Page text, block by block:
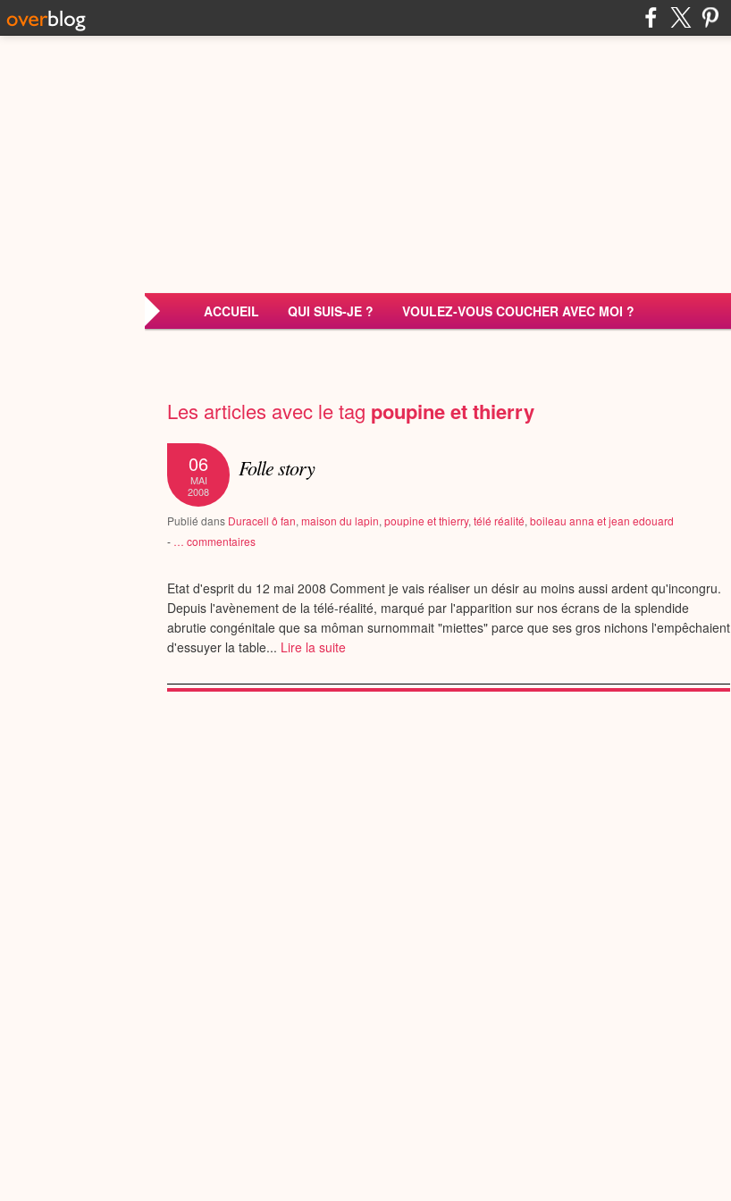
ACCUEIL QUI SUIS-JE ? VOULEZ-VOUS COUCHER AVEC MOI ?
Les articles avec le tag poupine et thierry
06
MAI
2008
Folle story
Publié dans Duracell ô fan, maison du lapin, poupine et thierry, télé réalité, boileau anna et jean edouard
- … commentaires
Etat d'esprit du 12 mai 2008 Comment je vais réaliser un désir au moins aussi ardent qu'incongru.
Depuis l'avènement de la télé-réalité, marqué par l'apparition sur nos écrans de la splendide
abrutie congénitale que sa môman surnommait "miettes" parce que ses gros nichons l'empêchaient
d'essuyer la table... Lire la suite